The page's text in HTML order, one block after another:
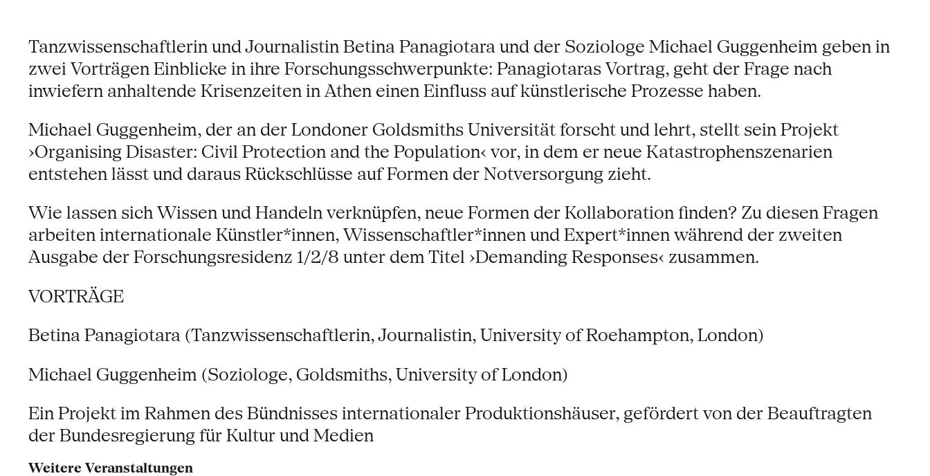
Tanzwissenschaftlerin und Journalistin Betina Panagiotara und der Soziologe Michael Guggenheim geben in
zwei Vorträgen Einblicke in ihre Forschungsschwerpunkte: Panagiotaras Vortrag, geht der Frage nach
inwiefern anhaltende Krisenzeiten in Athen einen Einfluss auf künstlerische Prozesse haben.
Michael Guggenheim, der an der Londoner Goldsmiths Universität forscht und lehrt, stellt sein Projekt
›Organising Disaster: Civil Protection and the Population‹ vor, in dem er neue Katastrophenszenarien
entstehen lässt und daraus Rückschlüsse auf Formen der Notversorgung zieht.
Wie lassen sich Wissen und Handeln verknüpfen, neue Formen der Kollaboration finden? Zu diesen Fragen
arbeiten internationale Künstler*innen, Wissenschaftler*innen und Expert*innen während der zweiten
Ausgabe der Forschungsresidenz 1/2/8 unter dem Titel ›Demanding Responses‹ zusammen.
VORTRÄGE
Betina Panagiotara (Tanzwissenschaftlerin, Journalistin, University of Roehampton, London)
Michael Guggenheim (Soziologe, Goldsmiths, University of London)
Ein Projekt im Rahmen des Bündnisses internationaler Produktionshäuser, gefördert von der Beauftragten
der Bundesregierung für Kultur und Medien
Weitere Veranstaltungen